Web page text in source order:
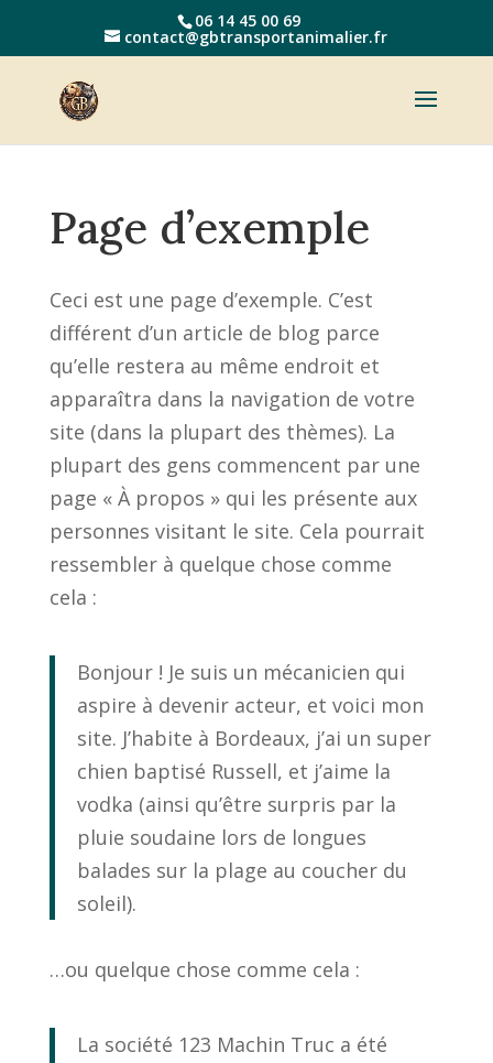
06 14 45 00 69
contact@gbtransportanimalier.fr
Page d’exemple
Ceci est une page d’exemple. C’est
différent d’un article de blog parce
qu’elle restera au même endroit et
apparaîtra dans la navigation de votre
site (dans la plupart des thèmes). La
plupart des gens commencent par une
page « À propos » qui les présente aux
personnes visitant le site. Cela pourrait
ressembler à quelque chose comme
cela :
Bonjour ! Je suis un mécanicien qui
aspire à devenir acteur, et voici mon
site. J’habite à Bordeaux, j’ai un super
chien baptisé Russell, et j’aime la
vodka (ainsi qu’être surpris par la
pluie soudaine lors de longues
balades sur la plage au coucher du
soleil).
…ou quelque chose comme cela :
La société 123 Machin Truc a été